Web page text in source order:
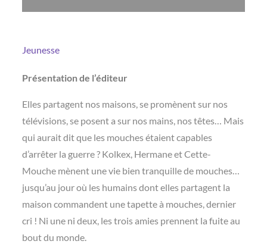
Jeunesse
Présentation de l’éditeur
Elles partagent nos maisons, se promènent sur nos
télévisions, se posent a sur nos mains, nos têtes… Mais
qui aurait dit que les mouches étaient capables
d’arrêter la guerre ? Kolkex, Hermane et Cette-
Mouche mènent une vie bien tranquille de mouches…
jusqu’au jour où les humains dont elles partagent la
maison commandent une tapette à mouches, dernier
cri ! Ni une ni deux, les trois amies prennent la fuite au
bout du monde.